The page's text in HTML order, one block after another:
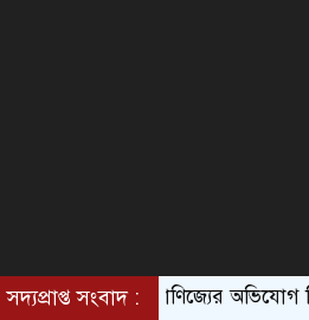
সদ্যপ্রাপ্ত সংবাদ :
বাণিজ্যের অভিযোগ